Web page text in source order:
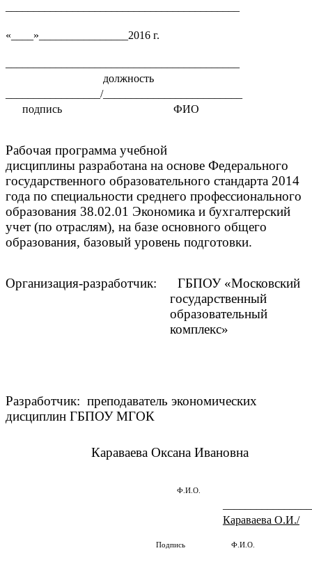
«____»________________2016 г.
должность
_________________/_________________________
подпись ФИО
Рабочая программа учебной
дисциплины разработана на основе Федерального
государственного образовательного стандарта 2014
года по специальности среднего профессионального
образования 38.02.01 Экономика и бухгалтерский
учет (по отраслям), на базе основного общего
образования, базовый уровень подготовки.
Организация-разработчик: ГБПОУ «Московский
государственный
образовательный
комплекс»
Разработчик: преподаватель экономических
дисциплин ГБПОУ МГОК
Караваева Оксана Ивановна
Ф.И.О.
Караваева О.И./
Подпись Ф.И.О.